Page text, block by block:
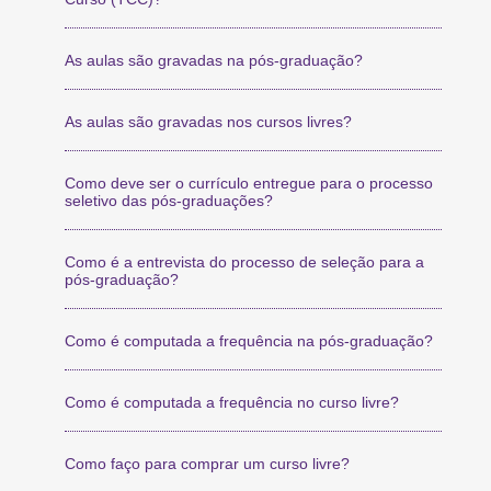
As aulas são gravadas na pós-graduação?
As aulas são gravadas nos cursos livres?
Como deve ser o currículo entregue para o processo
seletivo das pós-graduações?
Como é a entrevista do processo de seleção para a
pós-graduação?
Como é computada a frequência na pós-graduação?
Como é computada a frequência no curso livre?
Como faço para comprar um curso livre?